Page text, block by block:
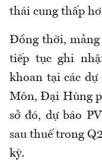
thái cung thấp
Đồng thời, mảng
tiếp tục ghi
khoan tại các
Môn, Đại Hùng
sở đó, dự báo
sau thuế trong
kỳ.